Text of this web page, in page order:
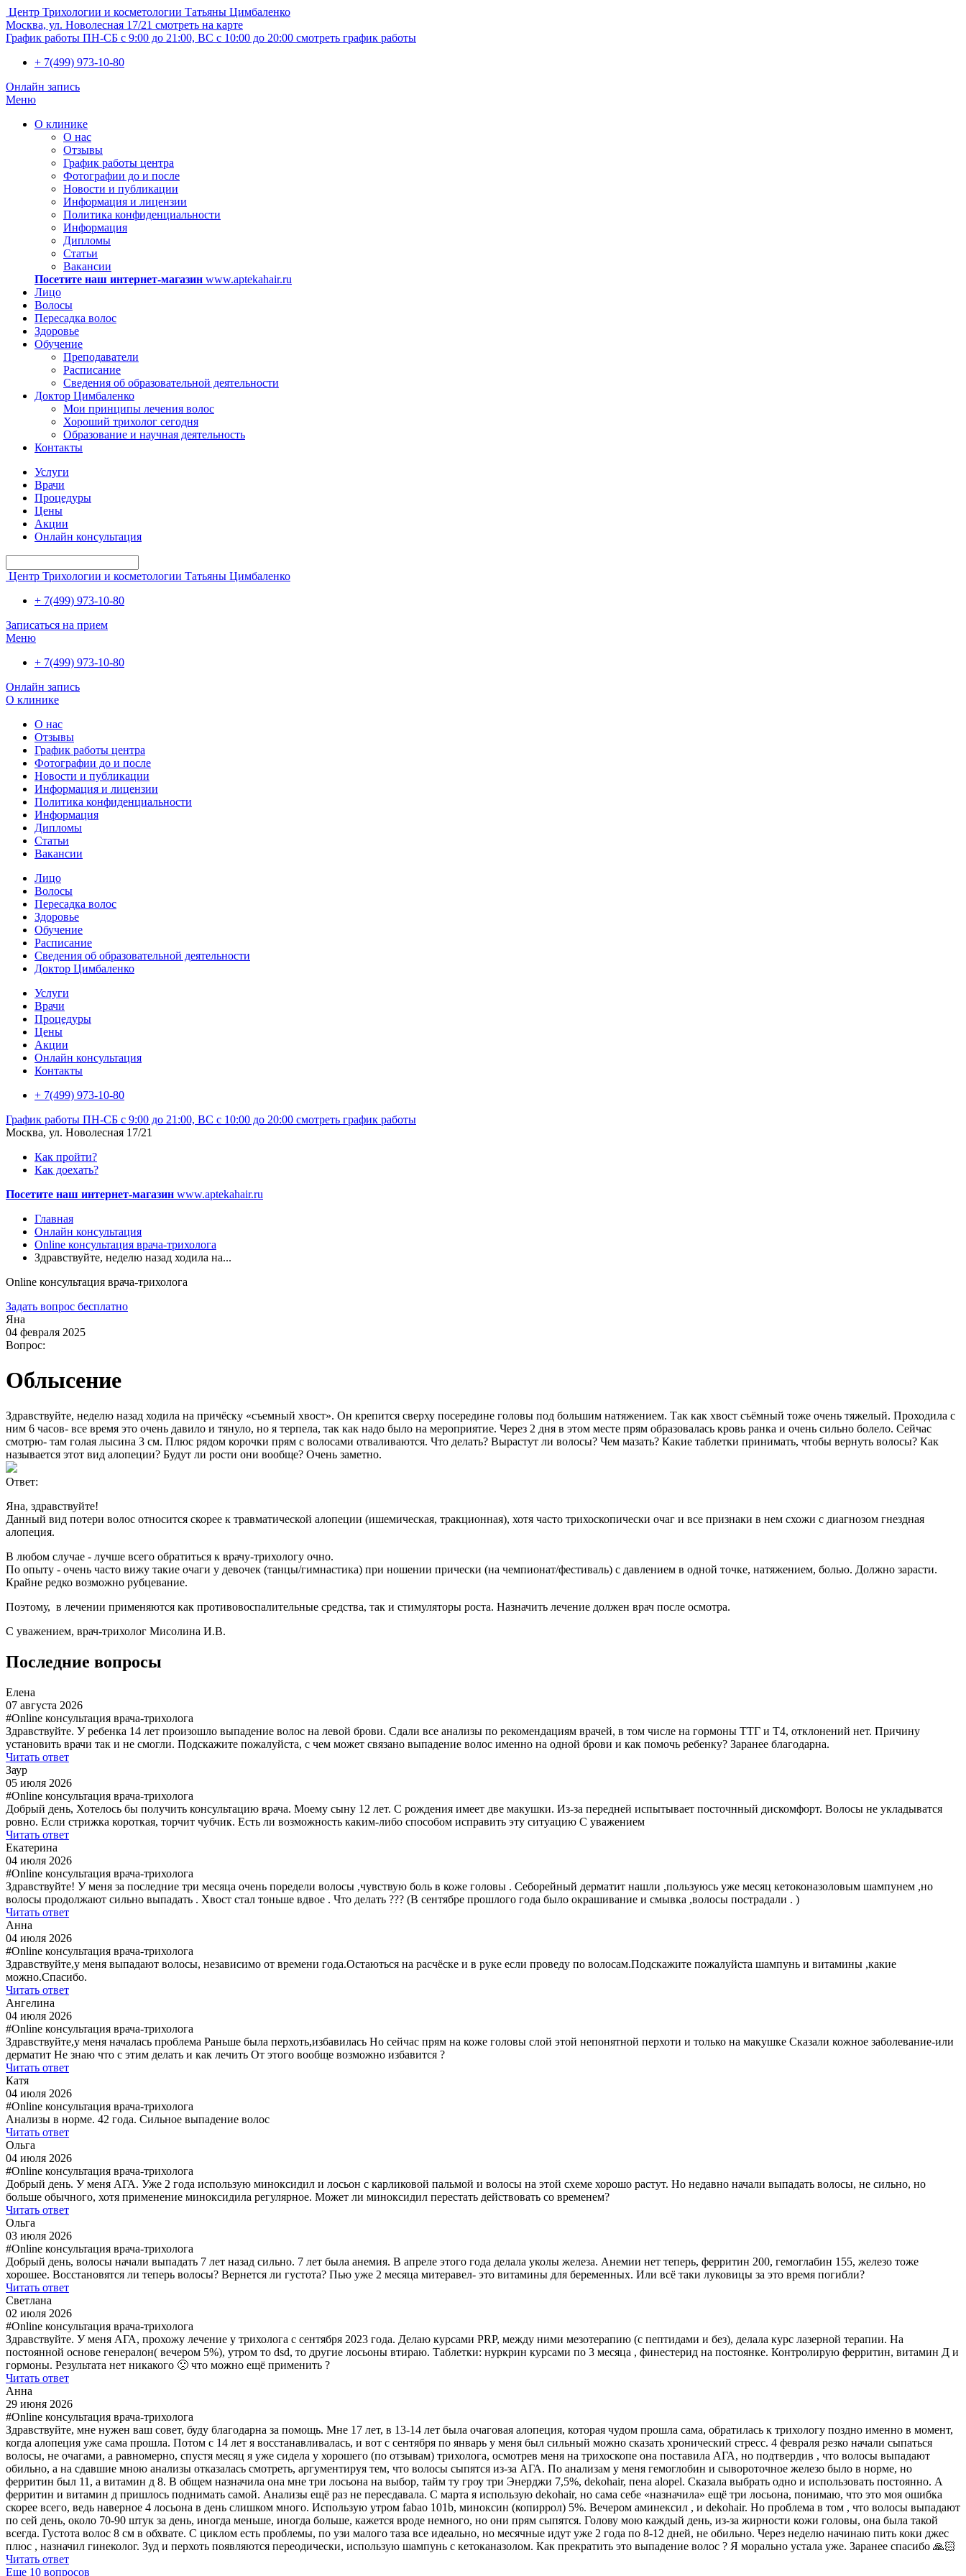
Центр Трихологии и косметологии Татьяны Цимбаленко
Москва, ул. Новолесная 17/21 смотреть на карте
График работы ПН-СБ с 9:00 до 21:00, ВС с 10:00 до 20:00 смотреть график работы
+ 7(499) 973-10-80
Онлайн запись
Меню
О клинике
О нас
Отзывы
График работы центра
Фотографии до и после
Новости и публикации
Информация и лицензии
Политика конфиденциальности
Информация
Дипломы
Статьи
Вакансии
Посетите наш интернет-магазин www.aptekahair.ru
Лицо
Волосы
Пересадка волос
Здоровье
Обучение
Преподаватели
Расписание
Сведения об образовательной деятельности
Доктор Цимбаленко
Мои принципы лечения волос
Хороший трихолог сегодня
Образование и научная деятельность
Контакты
Услуги
Врачи
Процедуры
Цены
Акции
Онлайн консультация
Центр Трихологии и косметологии Татьяны Цимбаленко
+ 7(499) 973-10-80
Записаться на прием
Меню
+ 7(499) 973-10-80
Онлайн запись
О клинике
О нас
Отзывы
График работы центра
Фотографии до и после
Новости и публикации
Информация и лицензии
Политика конфиденциальности
Информация
Дипломы
Статьи
Вакансии
Лицо
Волосы
Пересадка волос
Здоровье
Обучение
Расписание
Сведения об образовательной деятельности
Доктор Цимбаленко
Услуги
Врачи
Процедуры
Цены
Акции
Онлайн консультация
Контакты
+ 7(499) 973-10-80
График работы ПН-СБ с 9:00 до 21:00, ВС с 10:00 до 20:00 смотреть график работы
Москва, ул. Новолесная 17/21
Как пройти?
Как доехать?
Посетите наш интернет-магазин www.aptekahair.ru
Главная
Онлайн консультация
Online консультация врача-трихолога
Здравствуйте, неделю назад ходила на...
Online консультация врача-трихолога
Задать вопрос бесплатно
Яна
04 февраля 2025
Вопрос:
Облысение
Здравствуйте, неделю назад ходила на причёску «съемный хвост». Он крепится сверху посередине головы под большим натяжением. Так как хвост съёмный тоже очень тяжелый. Проходила с
ним 6 часов- все время это очень давило и тянуло, но я терпела, так как надо было на мероприятие. Через 2 дня в этом месте прям образовалась кровь ранка и очень сильно болело. Сейчас
смотрю- там голая лысина 3 см. Плюс рядом корочки прям с волосами отваливаются. Что делать? Вырастут ли волосы? Чем мазать? Какие таблетки принимать, чтобы вернуть волосы? Как
называется этот вид алопеции? Будут ли рости они вообще? Очень заметно.
Ответ:
Яна, здравствуйте!
Данный вид потери волос относится скорее к травматической алопеции (ишемическая, тракционная), хотя часто трихоскопически очаг и все признаки в нем схожи с диагнозом гнездная
алопеция.
В любом случае - лучше всего обратиться к врачу-трихологу очно.
По опыту - очень часто вижу такие очаги у девочек (танцы/гимнастика) при ношении прически (на чемпионат/фестиваль) с давлением в одной точке, натяжением, болью. Должно зарасти.
Крайне редко возможно рубцевание.
Поэтому, в лечении применяются как противовоспалительные средства, так и стимуляторы роста. Назначить лечение должен врач после осмотра.
С уважением, врач-трихолог Мисолина И.В.
Последние вопросы
Елена
07 августа 2026
#Online консультация врача-трихолога
Здравствуйте. У ребенка 14 лет произошло выпадение волос на левой брови. Сдали все анализы по рекомендациям врачей, в том числе на гормоны ТТГ и Т4, отклонений нет. Причину
установить врачи так и не смогли. Подскажите пожалуйста, с чем может связано выпадение волос именно на одной брови и как помочь ребенку? Заранее благодарна.
Читать ответ
Заур
05 июля 2026
#Online консультация врача-трихолога
Добрый день, Хотелось бы получить консультацию врача. Моему сыну 12 лет. С рождения имеет две макушки. Из-за передней испытывает посточнный дискомфорт. Волосы не укладыватся
ровно. Если стрижка короткая, торчит чубчик. Есть ли возможность каким-либо способом исправить эту ситуацию С уважением
Читать ответ
Екатерина
04 июля 2026
#Online консультация врача-трихолога
Здравствуйте! У меня за последние три месяца очень поредели волосы ,чувствую боль в коже головы . Себорейный дерматит нашли ,пользуюсь уже месяц кетоконазоловым шампунем ,но
волосы продолжают сильно выпадать . Хвост стал тоньше вдвое . Что делать ??? (В сентябре прошлого года было окрашивание и смывка ,волосы пострадали . )
Читать ответ
Анна
04 июля 2026
#Online консультация врача-трихолога
Здравствуйте,у меня выпадают волосы, независимо от времени года.Остаються на расчёске и в руке если проведу по волосам.Подскажите пожалуйста шампунь и витамины ,какие
можно.Спасибо.
Читать ответ
Ангелина
04 июля 2026
#Online консультация врача-трихолога
Здравствуйте,у меня началась проблема Раньше была перхоть,избавилась Но сейчас прям на коже головы слой этой непонятной перхоти и только на макушке Сказали кожное заболевание-или
дерматит Не знаю что с этим делать и как лечить От этого вообще возможно избавится ?
Читать ответ
Катя
04 июля 2026
#Online консультация врача-трихолога
Анализы в норме. 42 года. Сильное выпадение волос
Читать ответ
Ольга
04 июля 2026
#Online консультация врача-трихолога
Добрый день. У меня АГА. Уже 2 года использую миноксидил и лосьон с карликовой пальмой и волосы на этой схеме хорошо растут. Но недавно начали выпадать волосы, не сильно, но
больше обычного, хотя применение миноксидила регулярное. Может ли миноксидил перестать действовать со временем?
Читать ответ
Ольга
03 июля 2026
#Online консультация врача-трихолога
Добрый день, волосы начали выпадать 7 лет назад сильно. 7 лет была анемия. В апреле этого года делала уколы железа. Анемии нет теперь, ферритин 200, гемоглабин 155, железо тоже
хорошее. Восстановятся ли теперь волосы? Вернется ли густота? Пью уже 2 месяца митеравел- это витамины для беременных. Или всё таки луковицы за это время погибли?
Читать ответ
Светлана
02 июля 2026
#Online консультация врача-трихолога
Здравствуйте. У меня АГА, прохожу лечение у трихолога с сентября 2023 года. Делаю курсами PRP, между ними мезотерапию (с пептидами и без), делала курс лазерной терапии. На
постоянной основе генералон( вечером 5%), утром то dsd, то другие лосьоны втираю. Таблетки: нуркрин курсами по 3 месяца , финестерид на постоянке. Контролирую ферритин, витамин Д и
гормоны. Результата нет никакого 🙁 что можно ещё применить ?
Читать ответ
Анна
29 июня 2026
#Online консультация врача-трихолога
Здравствуйте, мне нужен ваш совет, буду благодарна за помощь. Мне 17 лет, в 13-14 лет была очаговая алопеция, которая чудом прошла сама, обратилась к трихологу поздно именно в момент,
когда алопеция уже сама прошла. Потом с 14 лет я восстанавливалась, и вот с сентября по январь у меня был сильный можно сказать хронический стресс. 4 февраля резко начали сыпаться
волосы, не очагами, а равномерно, спустя месяц я уже сидела у хорошего (по отзывам) трихолога, осмотрев меня на трихоскопе она поставила АГА, но подтвердив , что волосы выпадают
обильно, а на сдавшие мною анализы отказалась смотреть, аргументируя тем, что волосы сыпятся из-за АГА. По анализам у меня гемоглобин и сывороточное железо было в норме, но
ферритин был 11, а витамин д 8. В общем назначила она мне три лосьона на выбор, тайм ту гроу три Энерджи 7,5%, dekohair, пена alopel. Сказала выбрать одно и использовать постоянно. А
ферритин и витамин д пришлось поднимать самой. Анализы ещё раз не пересдавала. С марта я использую dekohair, но сама себе «назначила» ещё три лосьона, понимаю, что это моя ошибка
скорее всего, ведь наверное 4 лосьона в день слишком много. Использую утром fabao 101b, миноксин (копиррол) 5%. Вечером аминексил , и dekohair. Но проблема в том , что волосы выпадают
по сей день, около 70-90 штук за день, иногда меньше, иногда больше, кажется вроде немного, но они прям сыпятся. Голову мою каждый день, из-за жирности кожи головы, она была такой
всегда. Густота волос 8 см в обхвате. С циклом есть проблемы, по узи малого таза все идеально, но месячные идут уже 2 года по 8-12 дней, не обильно. Через неделю начинаю пить коки джес
плюс , назначил гинеколог. Зуд и перхоть появляются переодически, использую шампунь с кетоканазолом. Как прекратить это выпадение волос ? Я морально устала уже. Заранее спасибо 🙏🏻
Читать ответ
Еще 10 вопросов